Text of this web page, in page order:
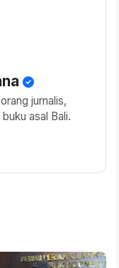
jurnalis,
asal Bali.